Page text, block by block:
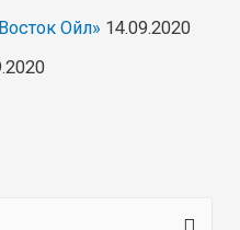
Ойл» 14.09.2020